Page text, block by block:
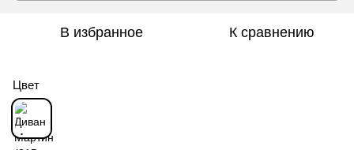
В избранное К сравнению
Цвет